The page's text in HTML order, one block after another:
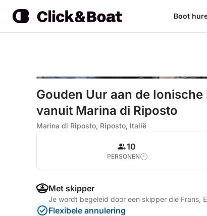
Boot
Gouden Uur aan de
vanuit Marina di Riposto
Marina di Riposto, Riposto, Italië
10
PERSONEN
Met skipper
Je wordt begeleid door een skipper die Frans,
Flexibele annulering